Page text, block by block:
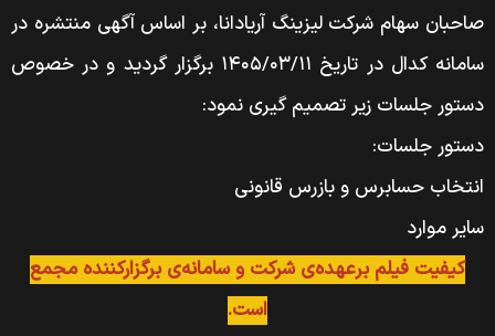
صاحبان سهام شرکت لیزینگ آریادانا، بر اساس آگهی منتشره در
سامانه کدال در تاریخ ۱۴۰۵/۰۳/۱۱ برگزار گردید و در خصوص
دستور جلسات زیر تصمیم گیری نمود:
دستور جلسات:
انتخاب حسابرس و بازرس قانونی
سایر موارد
کیفیت فیلم برعهده‌ی شرکت و سامانه‌ی برگزارکننده مجمع
است.